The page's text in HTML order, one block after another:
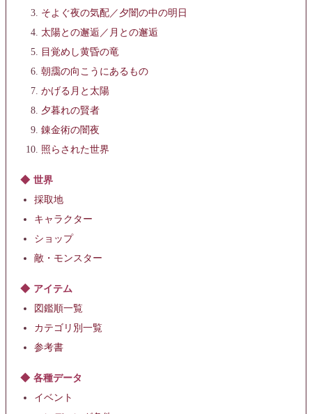
そよぐ夜の気配／夕闇の中の明日
太陽との邂逅／月との邂逅
目覚めし黄昏の竜
朝靄の向こうにあるもの
かげる月と太陽
夕暮れの賢者
錬金術の闇夜
照らされた世界
世界
採取地
キャラクター
ショップ
敵・モンスター
アイテム
図鑑順一覧
カテゴリ別一覧
参考書
各種データ
イベント